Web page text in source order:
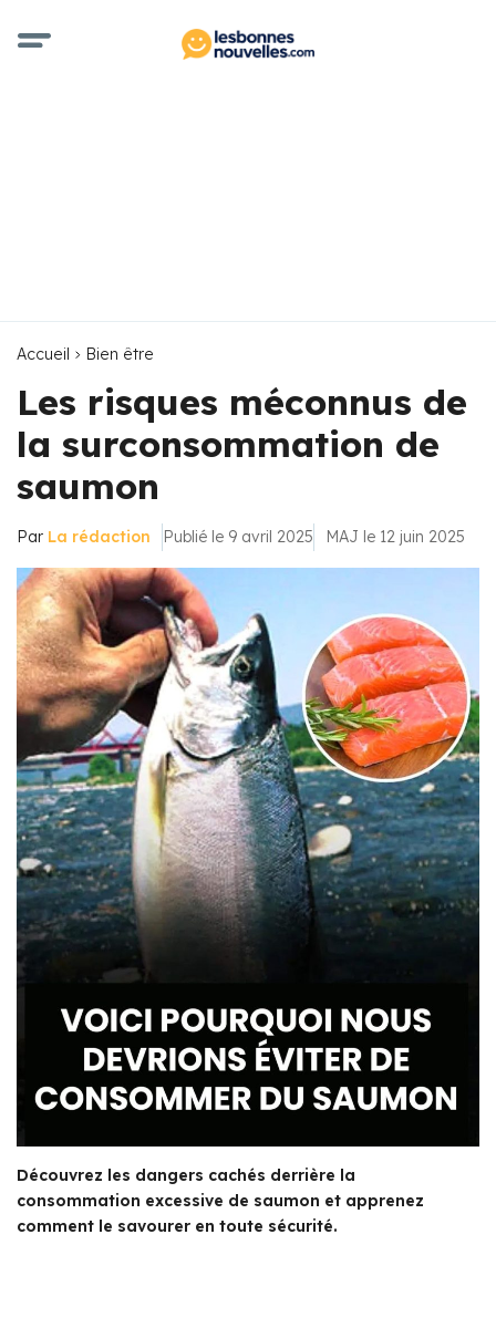
Accueil Bien être
Les risques méconnus de
la surconsommation de
saumon
Par La rédaction Publié le 9 avril 2025 MAJ le 12 juin 2025
Découvrez les dangers cachés derrière la
consommation excessive de saumon et apprenez
comment le savourer en toute sécurité.